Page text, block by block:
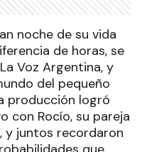
noche de su vida
de horas, se
Voz Argentina, y
del pequeño
producción logró
con Rocío, su pareja
y juntos recordaron